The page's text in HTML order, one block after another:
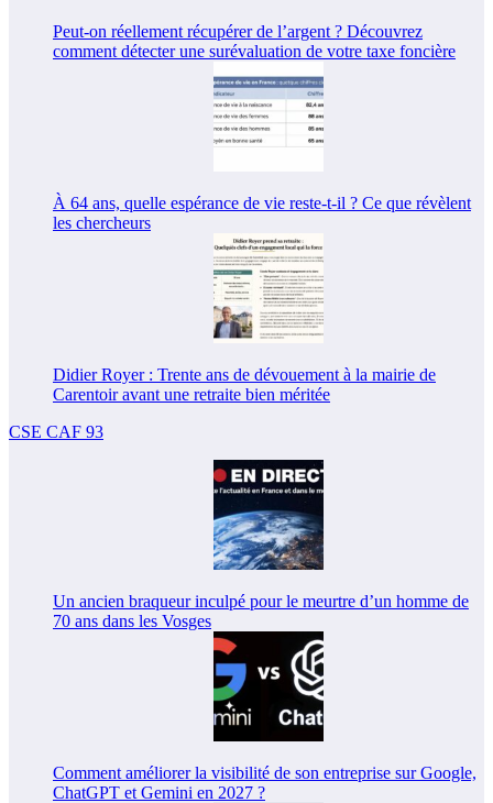
Peut-on réellement récupérer de l’argent ? Découvrez
comment détecter une surévaluation de votre taxe foncière
À 64 ans, quelle espérance de vie reste-t-il ? Ce que révèlent
les chercheurs
Didier Royer : Trente ans de dévouement à la mairie de
Carentoir avant une retraite bien méritée
CSE CAF 93
Un ancien braqueur inculpé pour le meurtre d’un homme de
70 ans dans les Vosges
Comment améliorer la visibilité de son entreprise sur Google,
ChatGPT et Gemini en 2027 ?